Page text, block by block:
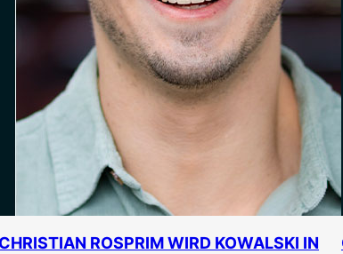
CHRISTIAN ROSPRIM WIRD KOWALSKI IN